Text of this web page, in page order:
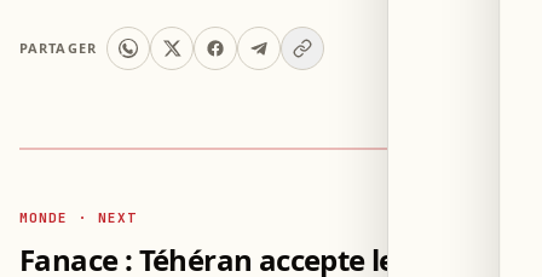
PARTAGER
MONDE · NEXT
Fanace : Téhéran accepte le transit